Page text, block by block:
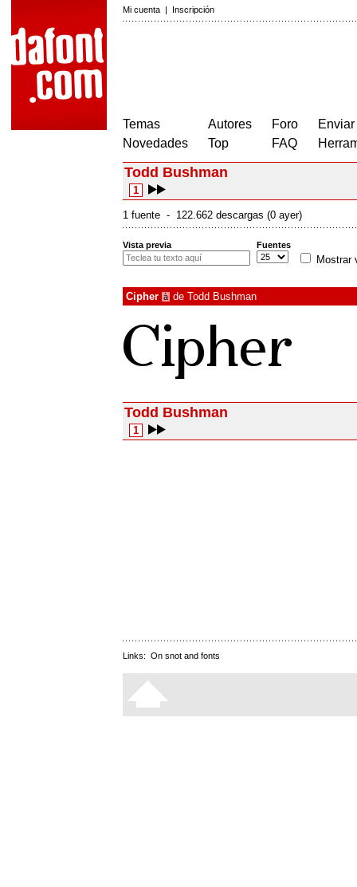
Mi cuenta | Inscripción
Temas
Novedades
Autores
Top
Foro
FAQ
Todd Bushman
1
1 fuente - 122.662 descargas (0 ayer)
Vista previa Fuentes
Mostrar
Cipher à de Todd Bushman
Todd Bushman
1
Links: On snot and fonts